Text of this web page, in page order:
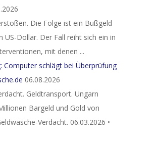
Die Folge ist ein Bußgeld
US-Dollar. Der Fall reiht sich ein in
mit denen ...
Computer schlägt bei Überprüfung
06.08.2026
Geldtransport. Ungarn
Bargeld und Gold von
Verdacht. 06.03.2026 •